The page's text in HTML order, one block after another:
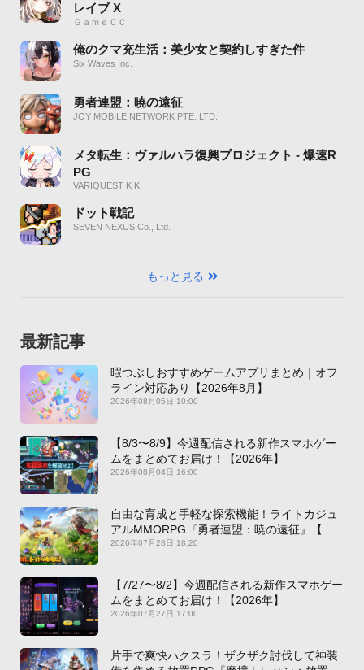
レイブ X
ＧａｍｅＣＣ
俺のクマ充生活：美少女と契約しすぎた件
Six Waves Inc.
勇者連盟：暁の遠征
JOY MOBILE NETWORK PTE. LTD.
メタ転生：ヴァルハラ復興プロジェクト - 爆速R
PG
VARIQUEST K K
ドット戦記
SEVEN NEXUS Co., Ltd.
もっと見る
最新記事
暇つぶしおすすめゲームアプリまとめ｜オフ
ライン対応あり【2026年8月】
2026年08月05日 10:00
【8/3〜8/9】今週配信される新作スマホゲー
ムをまとめてお届け！【2026年】
2026年08月04日 16:00
自由な育成と手軽な探索機能！ライトカジュ
アルMMORPG『勇者連盟：暁の遠征』【最
新作PICKUP】
2026年07月28日 18:20
【7/27〜8/2】今週配信される新作スマホゲー
ムをまとめてお届け！【2026年】
2026年07月27日 17:00
片手で爽快ハクスラ！ザクザク討伐して神装